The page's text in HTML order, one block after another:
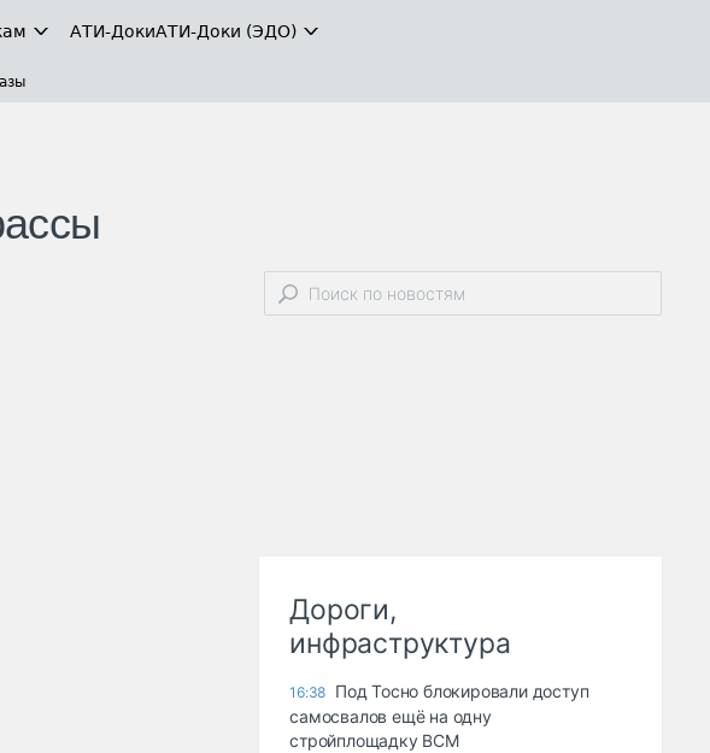
АТИ-ДокиАТИ-Доки (ЭДО)
Дороги,
инфраструктура
16:38 Под Тосно блокировали доступ
самосвалов ещё на одну
стройплощадку ВСМ